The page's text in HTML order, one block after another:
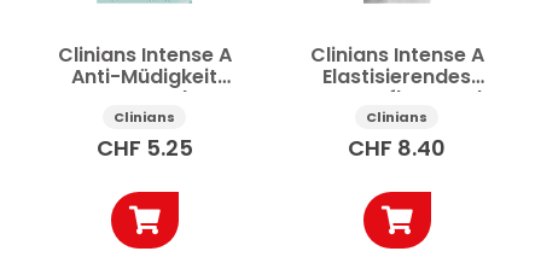
Clinians Intense A
Anti-Müdigkeit
Augenpatches
Hydrogel
Hyaluronsäure 3,6g
Clinians
CHF 5.25
Clinians Intense A
Elastisierendes
Augenpflege-Gel
Hyaluronsäure 15ml
Clinians
CHF 8.40